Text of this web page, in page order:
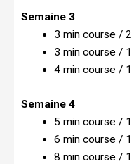
Semaine 3
3 min course /
3 min course /
4 min course / 1
Semaine 4
5 min course /
6 min course /
8 min course / 1